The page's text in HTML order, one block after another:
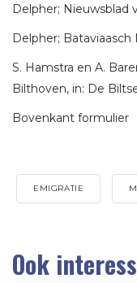
Delpher; Nieuwsblad
Delpher; Bataviaasch
S. Hamstra en A.
Bilthoven, in: De
Bovenkant formulier
EMIGRATIE
Ook